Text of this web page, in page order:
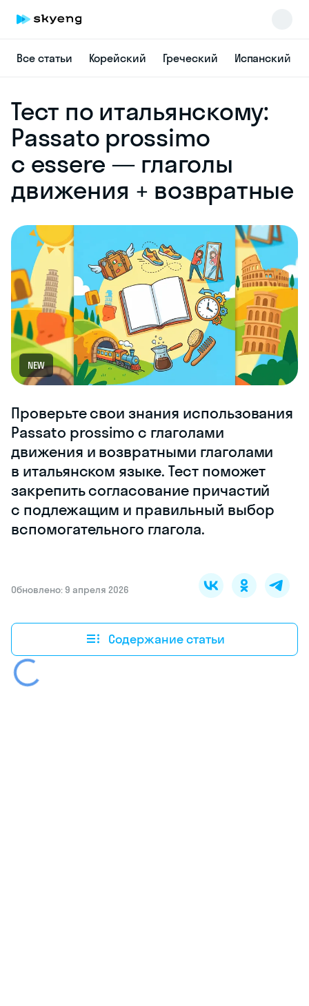
Все статьи Корейский Греческий Испанский
Тест по итальянскому:
Passato prossimo
с essere — глаголы
движения + возвратные
NEW
Проверьте свои знания использования
Passato prossimo с глаголами
движения и возвратными глаголами
в итальянском языке. Тест поможет
закрепить согласование причастий
с подлежащим и правильный выбор
вспомогательного глагола.
Обновлено: 9 апреля 2026
Содержание статьи
online